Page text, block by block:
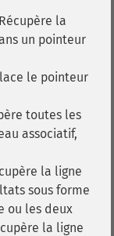
la
un pointeur
le pointeur
toutes les
associatif,
la ligne
sous forme
ou les deux
la ligne